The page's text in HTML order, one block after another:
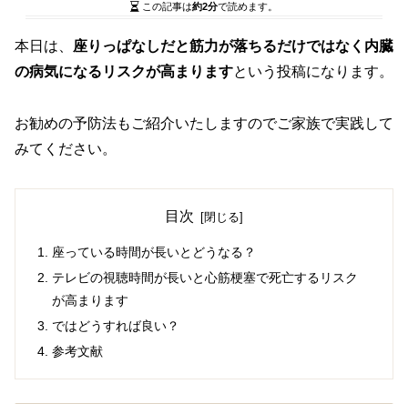
この記事は約2分で読めます。
本日は、 座りっぱなしだと筋力が落ちるだけではなく内臓
の病気になるリスクが高まりますという投稿になります。
お勧めの予防法もご紹介いたしますのでご家族で実践して
みてください。
目次
座っている時間が長いとどうなる？
テレビの視聴時間が長いと心筋梗塞で死亡するリスク
が高まります
ではどうすれば良い？
参考文献